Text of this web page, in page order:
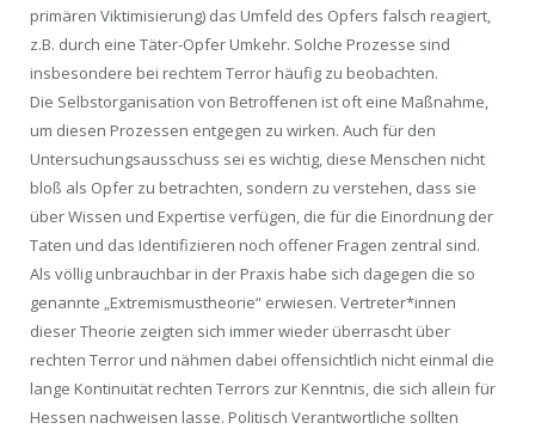
primären Viktimisierung) das Umfeld des Opfers falsch reagiert,
z.B. durch eine Täter-Opfer Umkehr. Solche Prozesse sind
insbesondere bei rechtem Terror häufig zu beobachten.
Die Selbstorganisation von Betroffenen ist oft eine Maßnahme,
um diesen Prozessen entgegen zu wirken. Auch für den
Untersuchungsausschuss sei es wichtig, diese Menschen nicht
bloß als Opfer zu betrachten, sondern zu verstehen, dass sie
über Wissen und Expertise verfügen, die für die Einordnung der
Taten und das Identifizieren noch offener Fragen zentral sind.
Als völlig unbrauchbar in der Praxis habe sich dagegen die so
genannte „Extremismustheorie“ erwiesen. Vertreter*innen
dieser Theorie zeigten sich immer wieder überrascht über
rechten Terror und nähmen dabei offensichtlich nicht einmal die
lange Kontinuität rechten Terrors zur Kenntnis, die sich allein für
Hessen nachweisen lasse. Politisch Verantwortliche sollten